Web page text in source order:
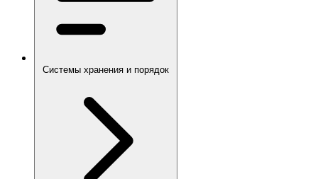
Системы хранения и порядок